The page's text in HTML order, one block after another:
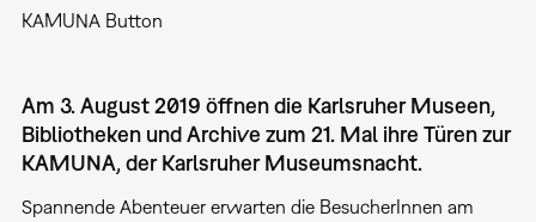
KAMUNA Button
Am 3. August 2019 öffnen die Karlsruher Museen,
Bibliotheken und Archive zum 21. Mal ihre Türen zur
KAMUNA, der Karlsruher Museumsnacht.
Spannende Abenteuer erwarten die BesucherInnen am